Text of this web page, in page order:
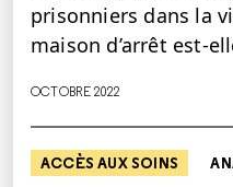
prisonniers dans la
maison d’arrêt est-
OCTOBRE 2022
ACCÈS AUX SOINS